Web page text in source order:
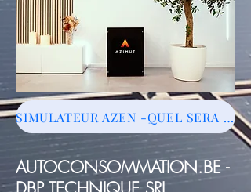
SIMULATEUR AZEN -QUEL SERA MON GAIN !
AUTOCONSOMMATION.BE -